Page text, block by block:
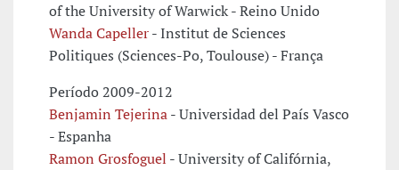
of the University of Warwick - Reino Unido
Wanda Capeller- Institut de Sciences
Politiques (Sciences-Po, Toulouse) - França
Período 2009-2012
Benjamin Tejerina- Universidad del País Vasco
- Espanha
Ramon Grosfoguel - University of Califórnia,